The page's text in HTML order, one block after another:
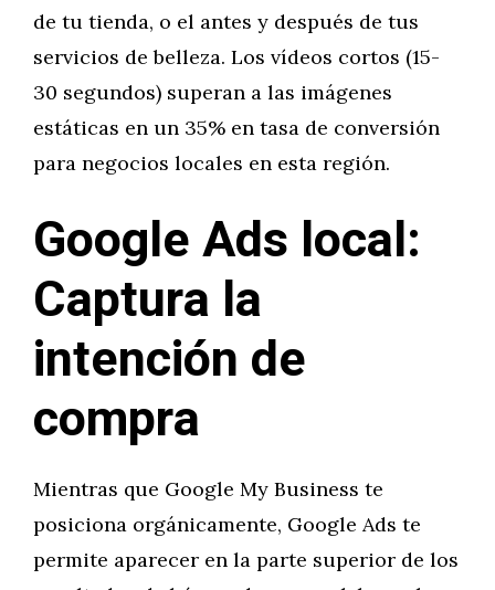
de tu tienda, o el antes y después de tus
servicios de belleza. Los vídeos cortos (15-
30 segundos) superan a las imágenes
estáticas en un 35% en tasa de conversión
para negocios locales en esta región.
Google Ads local:
Captura la
intención de
compra
Mientras que Google My Business te
posiciona orgánicamente, Google Ads te
permite aparecer en la parte superior de los